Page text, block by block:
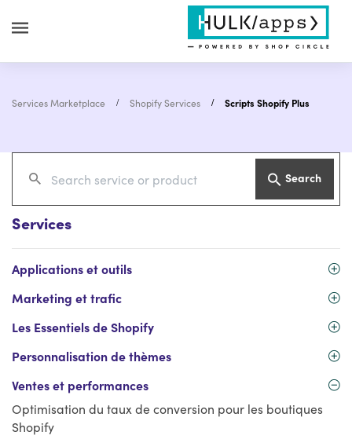
Services Marketplace Shopify Services Scripts Shopify Plus
Search
Services
Applications et outils
Marketing et trafic
Les Essentiels de Shopify
Personnalisation de thèmes
Ventes et performances
Optimisation du taux de conversion pour les boutiques
Shopify